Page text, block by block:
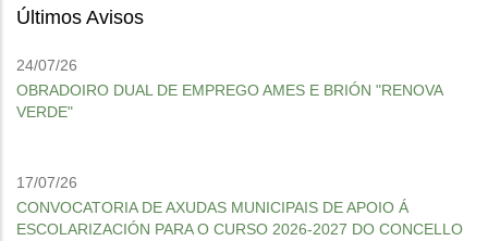
Últimos Avisos
24/07/26
OBRADOIRO DUAL DE EMPREGO AMES E BRIÓN "RENOVA
VERDE"
17/07/26
CONVOCATORIA DE AXUDAS MUNICIPAIS DE APOIO Á
ESCOLARIZACIÓN PARA O CURSO 2026-2027 DO CONCELLO